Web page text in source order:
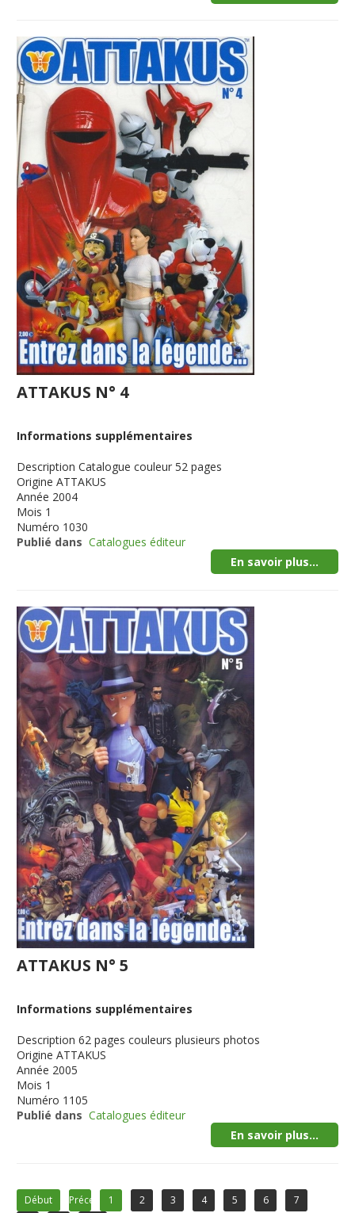
ATTAKUS N° 4
Informations supplémentaires
Description Catalogue couleur 52 pages
Origine ATTAKUS
Année 2004
Mois 1
Numéro 1030
Publié dans Catalogues éditeur
En savoir plus...
ATTAKUS N° 5
Informations supplémentaires
Description 62 pages couleurs plusieurs photos
Origine ATTAKUS
Année 2005
Mois 1
Numéro 1105
Publié dans Catalogues éditeur
En savoir plus...
Début Précédent1 2 3 4 5 6
7